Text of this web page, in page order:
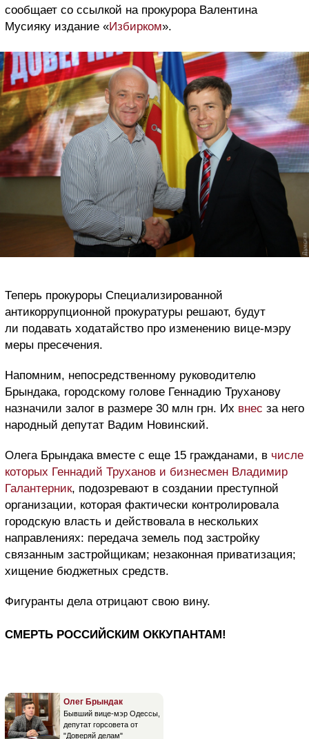
сообщает со ссылкой на прокурора Валентина
Мусияку издание «Избирком».
Теперь прокуроры Специализированной
антикоррупционной прокуратуры решают, будут
ли подавать ходатайство про изменению вице-мэру
меры пресечения.
Напомним, непосредственному руководителю
Брындака, городскому голове Геннадию Труханову
назначили залог в размере 30 млн грн. Их внес за него
народный депутат Вадим Новинский.
Олега Брындака вместе с еще 15 гражданами, в числе
которых Геннадий Труханов и бизнесмен Владимир
Галантерник, подозревают в создании преступной
организации, которая фактически контролировала
городскую власть и действовала в нескольких
направлениях: передача земель под застройку
связанным застройщикам; незаконная приватизация;
хищение бюджетных средств.
Фигуранты дела отрицают свою вину.
СМЕРТЬ РОССИЙСКИМ ОККУПАНТАМ!
Олег Брындак
Бывший вице-мэр Одессы,
депутат горсовета от
"Доверяй делам"